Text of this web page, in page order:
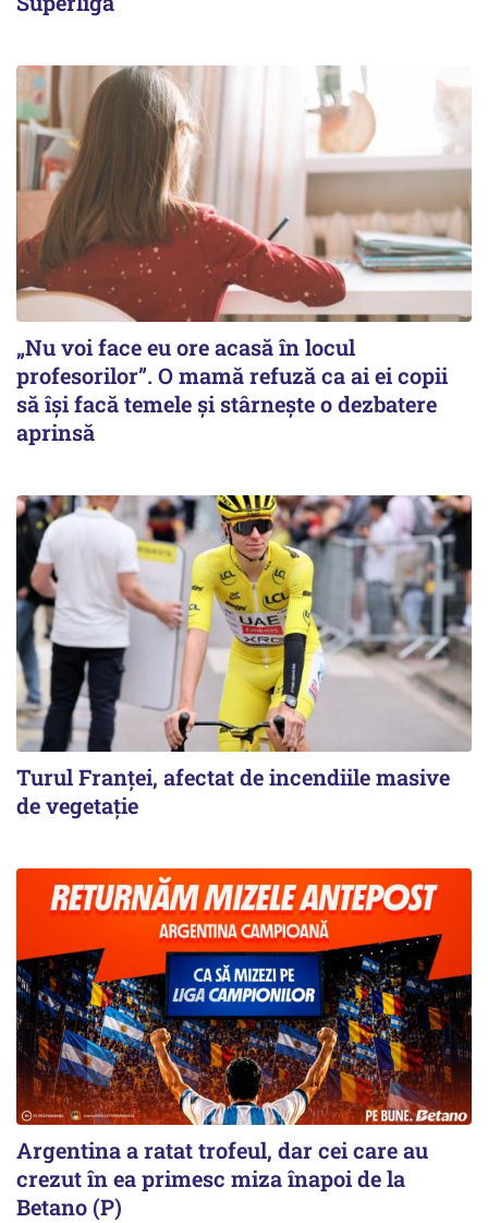
„Nu voi face eu ore acasă în locul
profesorilor”. O mamă refuză ca ai ei copii
să își facă temele și stârnește o dezbatere
aprinsă
Turul Franţei, afectat de incendiile masive
de vegetaţie
Argentina a ratat trofeul, dar cei care au
crezut în ea primesc miza înapoi de la
Betano (P)